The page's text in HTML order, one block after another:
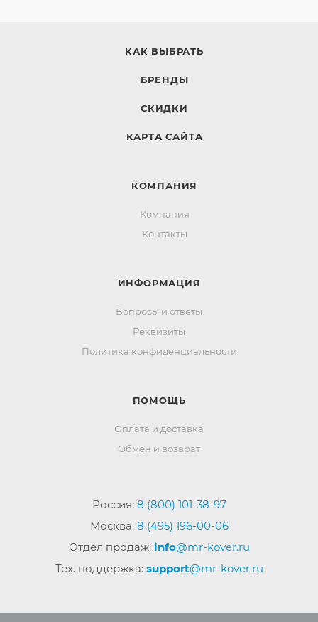
КАК ВЫБРАТЬ
БРЕНДЫ
СКИДКИ
КАРТА САЙТА
КОМПАНИЯ
Компания
Контакты
ИНФОРМАЦИЯ
Вопросы и ответы
Реквизиты
Политика конфиденциальности
ПОМОЩЬ
Оплата и доставка
Обмен и возврат
Россия: 8 (800) 101-38-97
Москва: 8 (495) 196-00-06
Отдел продаж: info@mr-kover.ru
Тех. поддержка: support@mr-kover.ru